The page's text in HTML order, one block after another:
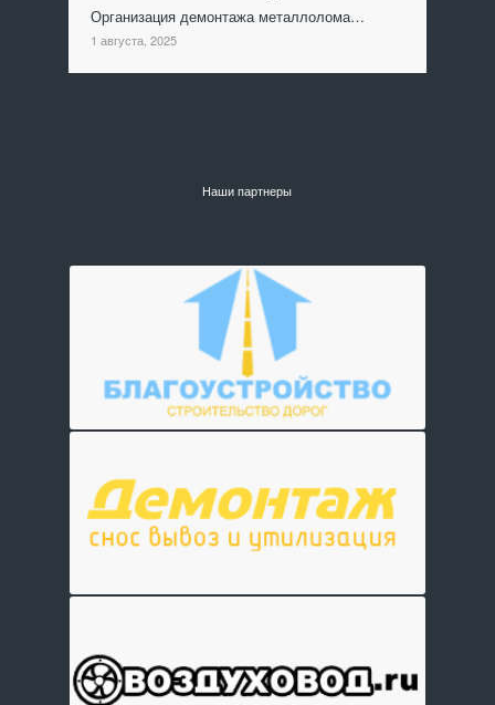
Организация демонтажа металлолома…
1 августа, 2025
Наши партнеры